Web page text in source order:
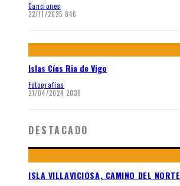
Canciones
22/11/2025 846
Islas Cíes Ria de Vigo
Fotografias
21/04/2024 2036
DESTACADO
ISLA VILLAVICIOSA, CAMINO DEL NORTE